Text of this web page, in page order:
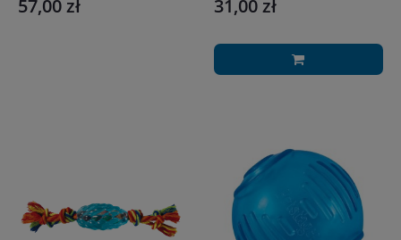
57,00 zł 31,00 zł